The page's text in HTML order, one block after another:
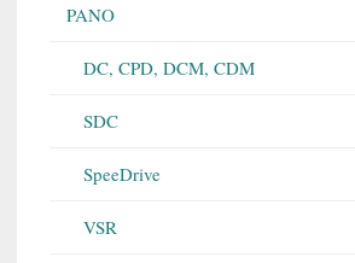
PANO
DC, CPD, DCM, CDM
SDC
SpeeDrive
VSR